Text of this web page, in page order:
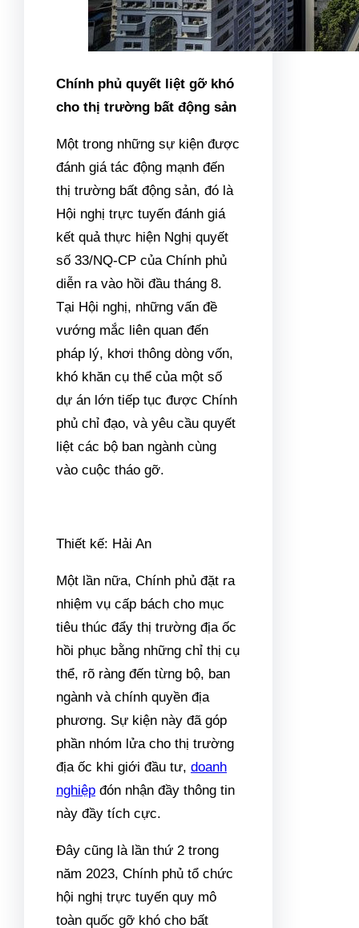
Chính phủ quyết liệt gỡ khó
cho thị trường bất động sản
Một trong những sự kiện được
đánh giá tác động mạnh đến
thị trường bất động sản, đó là
Hội nghị trực tuyến đánh giá
kết quả thực hiện Nghị quyết
số 33/NQ-CP của Chính phủ
diễn ra vào hồi đầu tháng 8.
Tại Hội nghị, những vấn đề
vướng mắc liên quan đến
pháp lý, khơi thông dòng vốn,
khó khăn cụ thể của một số
dự án lớn tiếp tục được Chính
phủ chỉ đạo, và yêu cầu quyết
liệt các bộ ban ngành cùng
vào cuộc tháo gỡ.